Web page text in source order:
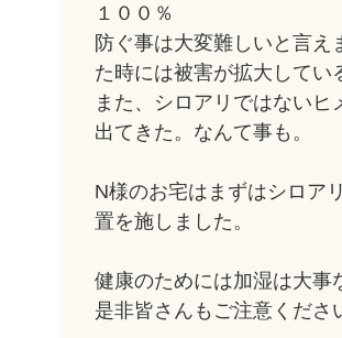
１００％
防ぐ事は大変難しいと言
た時には被害が拡大してい
また、シロアリではない
出てきた。なんて事も。
N様のお宅はまずはシロア
置を施しました。
健康のためには加湿は大事
是非皆さんもご注意くださ